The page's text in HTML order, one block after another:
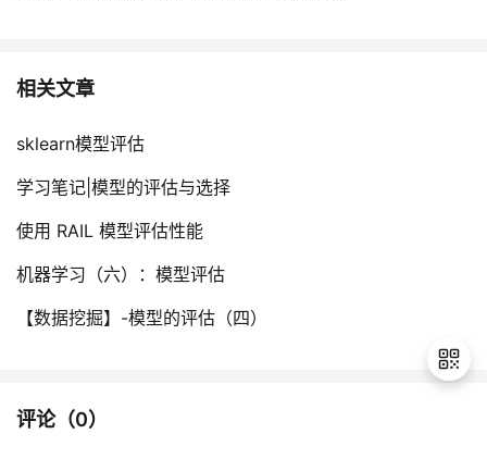
相关文章
sklearn模型评估
学习笔记|模型的评估与选择
使用 RAIL 模型评估性能
机器学习（六）：模型评估
【数据挖掘】-模型的评估（四）
评论（0）